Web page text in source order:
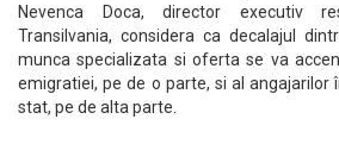
Nevenca Doca, director executiv
Transilvania, considera ca decalajul
munca specializata si oferta se va
emigratiei, pe de o parte, si al angajarilor
stat, pe de alta parte.